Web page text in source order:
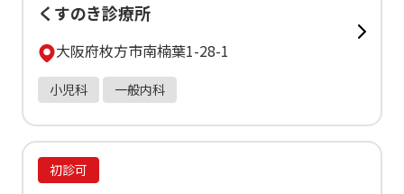
くすのき診療所
大阪府枚方市南楠葉1-28-1
小児科 一般内科
初診可